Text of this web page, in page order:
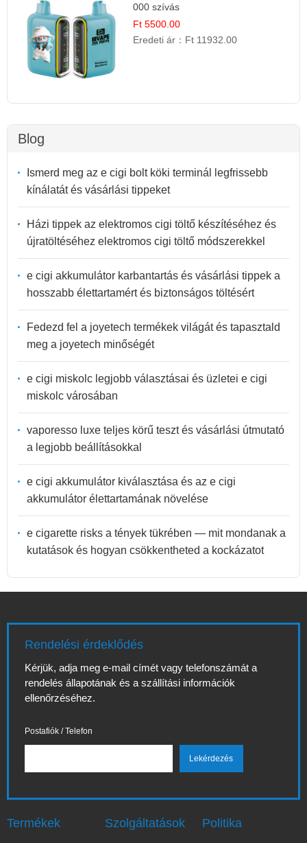
000 szívás
Ft 5500.00
Eredeti ár： Ft 11932.00
Blog
Ismerd meg az e cigi bolt köki terminál legfrissebb
kínálatát és vásárlási tippeket
Házi tippek az elektromos cigi töltő készítéséhez és
újratöltéséhez elektromos cigi töltő módszerekkel
e cigi akkumulátor karbantartás és vásárlási tippek a
hosszabb élettartamért és biztonságos töltésért
Fedezd fel a joyetech termékek világát és tapasztald
meg a joyetech minőségét
e cigi miskolc legjobb választásai és üzletei e cigi
miskolc városában
vaporesso luxe teljes körű teszt és vásárlási útmutató
a legjobb beállításokkal
e cigi akkumulátor kiválasztása és az e cigi
akkumulátor élettartamának növelése
e cigarette risks a tények tükrében — mit mondanak a
kutatások és hogyan csökkentheted a kockázatot
Rendelési érdeklődés
Kérjük, adja meg e-mail címét vagy telefonszámát a
rendelés állapotának és a szállítási információk
ellenőrzéséhez.
Postafiók / Telefon
Termékek Szolgáltatások Politika